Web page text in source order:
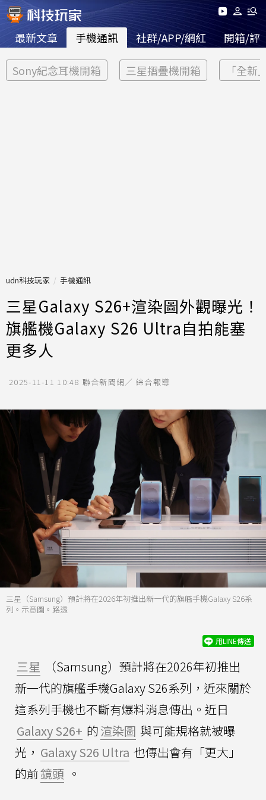
最新文章 手機通訊 社群/APP/網紅 開箱/評
Sony紀念耳機開箱 三星摺疊機開箱 「全新
udn科技玩家 手機通訊
三星Galaxy S26+渲染圖外觀曝光！
旗艦機Galaxy S26 Ultra自拍能塞
更多人
2025-11-11 10:48 聯合新聞網／ 綜合報導
三星（Samsung）預計將在2026年初推出新一代的旗艦手機Galaxy S26系
列。示意圖。路透
用LINE傳送
三星
（Samsung）預計將在2026年初推出
新一代的旗艦手機Galaxy S26系列，近來關於
這系列手機也不斷有爆料消息傳出。近日
Galaxy S26+ 的渲染圖 與可能規格就被曝
光， Galaxy S26 Ultra 也傳出會有「更大」
的前鏡頭 。